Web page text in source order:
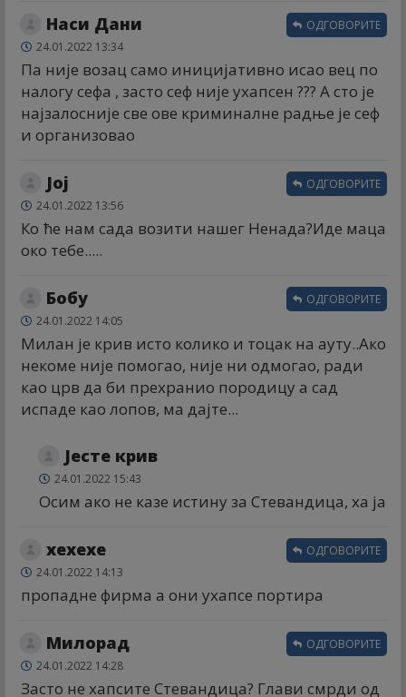
Наси Дани
24.01.2022 13:34
Па није возац само иницијативно исао вец по
налогу сефа , засто сеф није ухапсен ??? А сто је
најзалосније све ове криминалне радње је сеф
и организовао
ОДГОВОРИТЕ
Јој
24.01.2022 13:56
Ко ће нам сада возити нашег Ненада?Иде маца
око тебе.....
ОДГОВОРИТЕ
Бобy
24.01.2022 14:05
Милан је крив исто колико и тоцак на ауту..Ако
некоме није помогао, није ни одмогао, ради
као црв да би прехранио породицу а сад
испаде као лопов, ма дајте...
ОДГОВОРИТЕ
Јесте крив
24.01.2022 15:43
Осим ако не казе истину за Стевандица, ха ја
хехехе
24.01.2022 14:13
пропадне фирма а они ухапсе портира
ОДГОВОРИТЕ
Милорад
24.01.2022 14:28
Засто не хапсите Стевандица? Глави смрди од
ОДГОВОРИТЕ